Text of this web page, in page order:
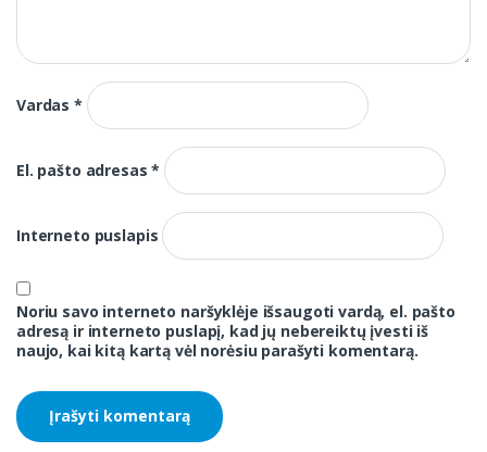
Vardas*
El. pašto adresas*
Interneto puslapis
Noriu savo interneto naršyklėje išsaugoti vardą, el. pašto
adresą ir interneto puslapį, kad jų nebereiktų įvesti iš
naujo, kai kitą kartą vėl norėsiu parašyti komentarą.